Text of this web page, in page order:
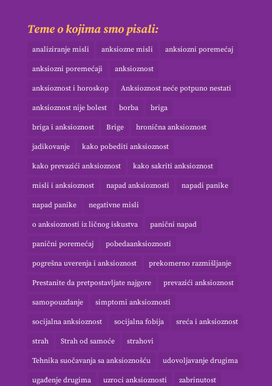
Teme o kojima smo pisali:
analiziranje misli anksiozne misli anksiozni poremećaj
anksiozni poremećaji anksioznost
anksioznost i horoskop Anksioznost neće potpuno nestati
anksioznost nije bolest borba briga
briga i anksioznost Brige hronična anksioznost
jadikovanje kako pobediti anksioznost
kako prevazići anksioznost kako sakriti anksioznost
misli i anksioznost napad anksioznosti napadi panike
napad panike negativne misli
o anksioznosti iz ličnog iskustva panični napad
panični poremećaj pobedaanksioznosti
pogrešna uverenja i anksioznost prekomerno razmišljanje
Prestanite da pretpostavljate najgore prevazići anksioznost
samopouzdanje simptomi anksioznosti
socijalna anksioznost socijalna fobija sreća i anksioznost
strah Strah od samoće strahovi
Tehnika suočavanja sa anksioznošću udovoljavanje drugima
ugađenje drugima uzroci anksioznosti zabrinutost